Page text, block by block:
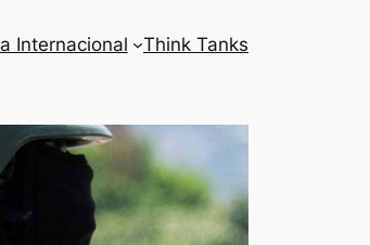
Internacional Think Tanks